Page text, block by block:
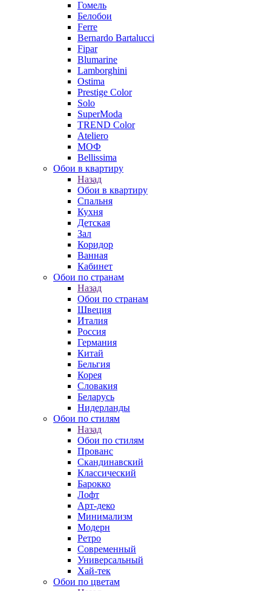
Гомель
Белобои
Ferre
Bernardo Bartalucci
Fipar
Blumarine
Lamborghini
Ostima
Prestige Color
Solo
SuperModa
TREND Color
Ateliero
МОФ
Bellissima
Обои в квартиру
Назад
Обои в квартиру
Спальня
Кухня
Детская
Зал
Коридор
Ванная
Кабинет
Обои по странам
Назад
Обои по странам
Швеция
Италия
Россия
Германия
Китай
Бельгия
Корея
Словакия
Беларусь
Нидерланды
Обои по стилям
Назад
Обои по стилям
Прованс
Скандинавский
Классический
Барокко
Лофт
Арт-деко
Минимализм
Модерн
Ретро
Современный
Универсальный
Хай-тек
Обои по цветам